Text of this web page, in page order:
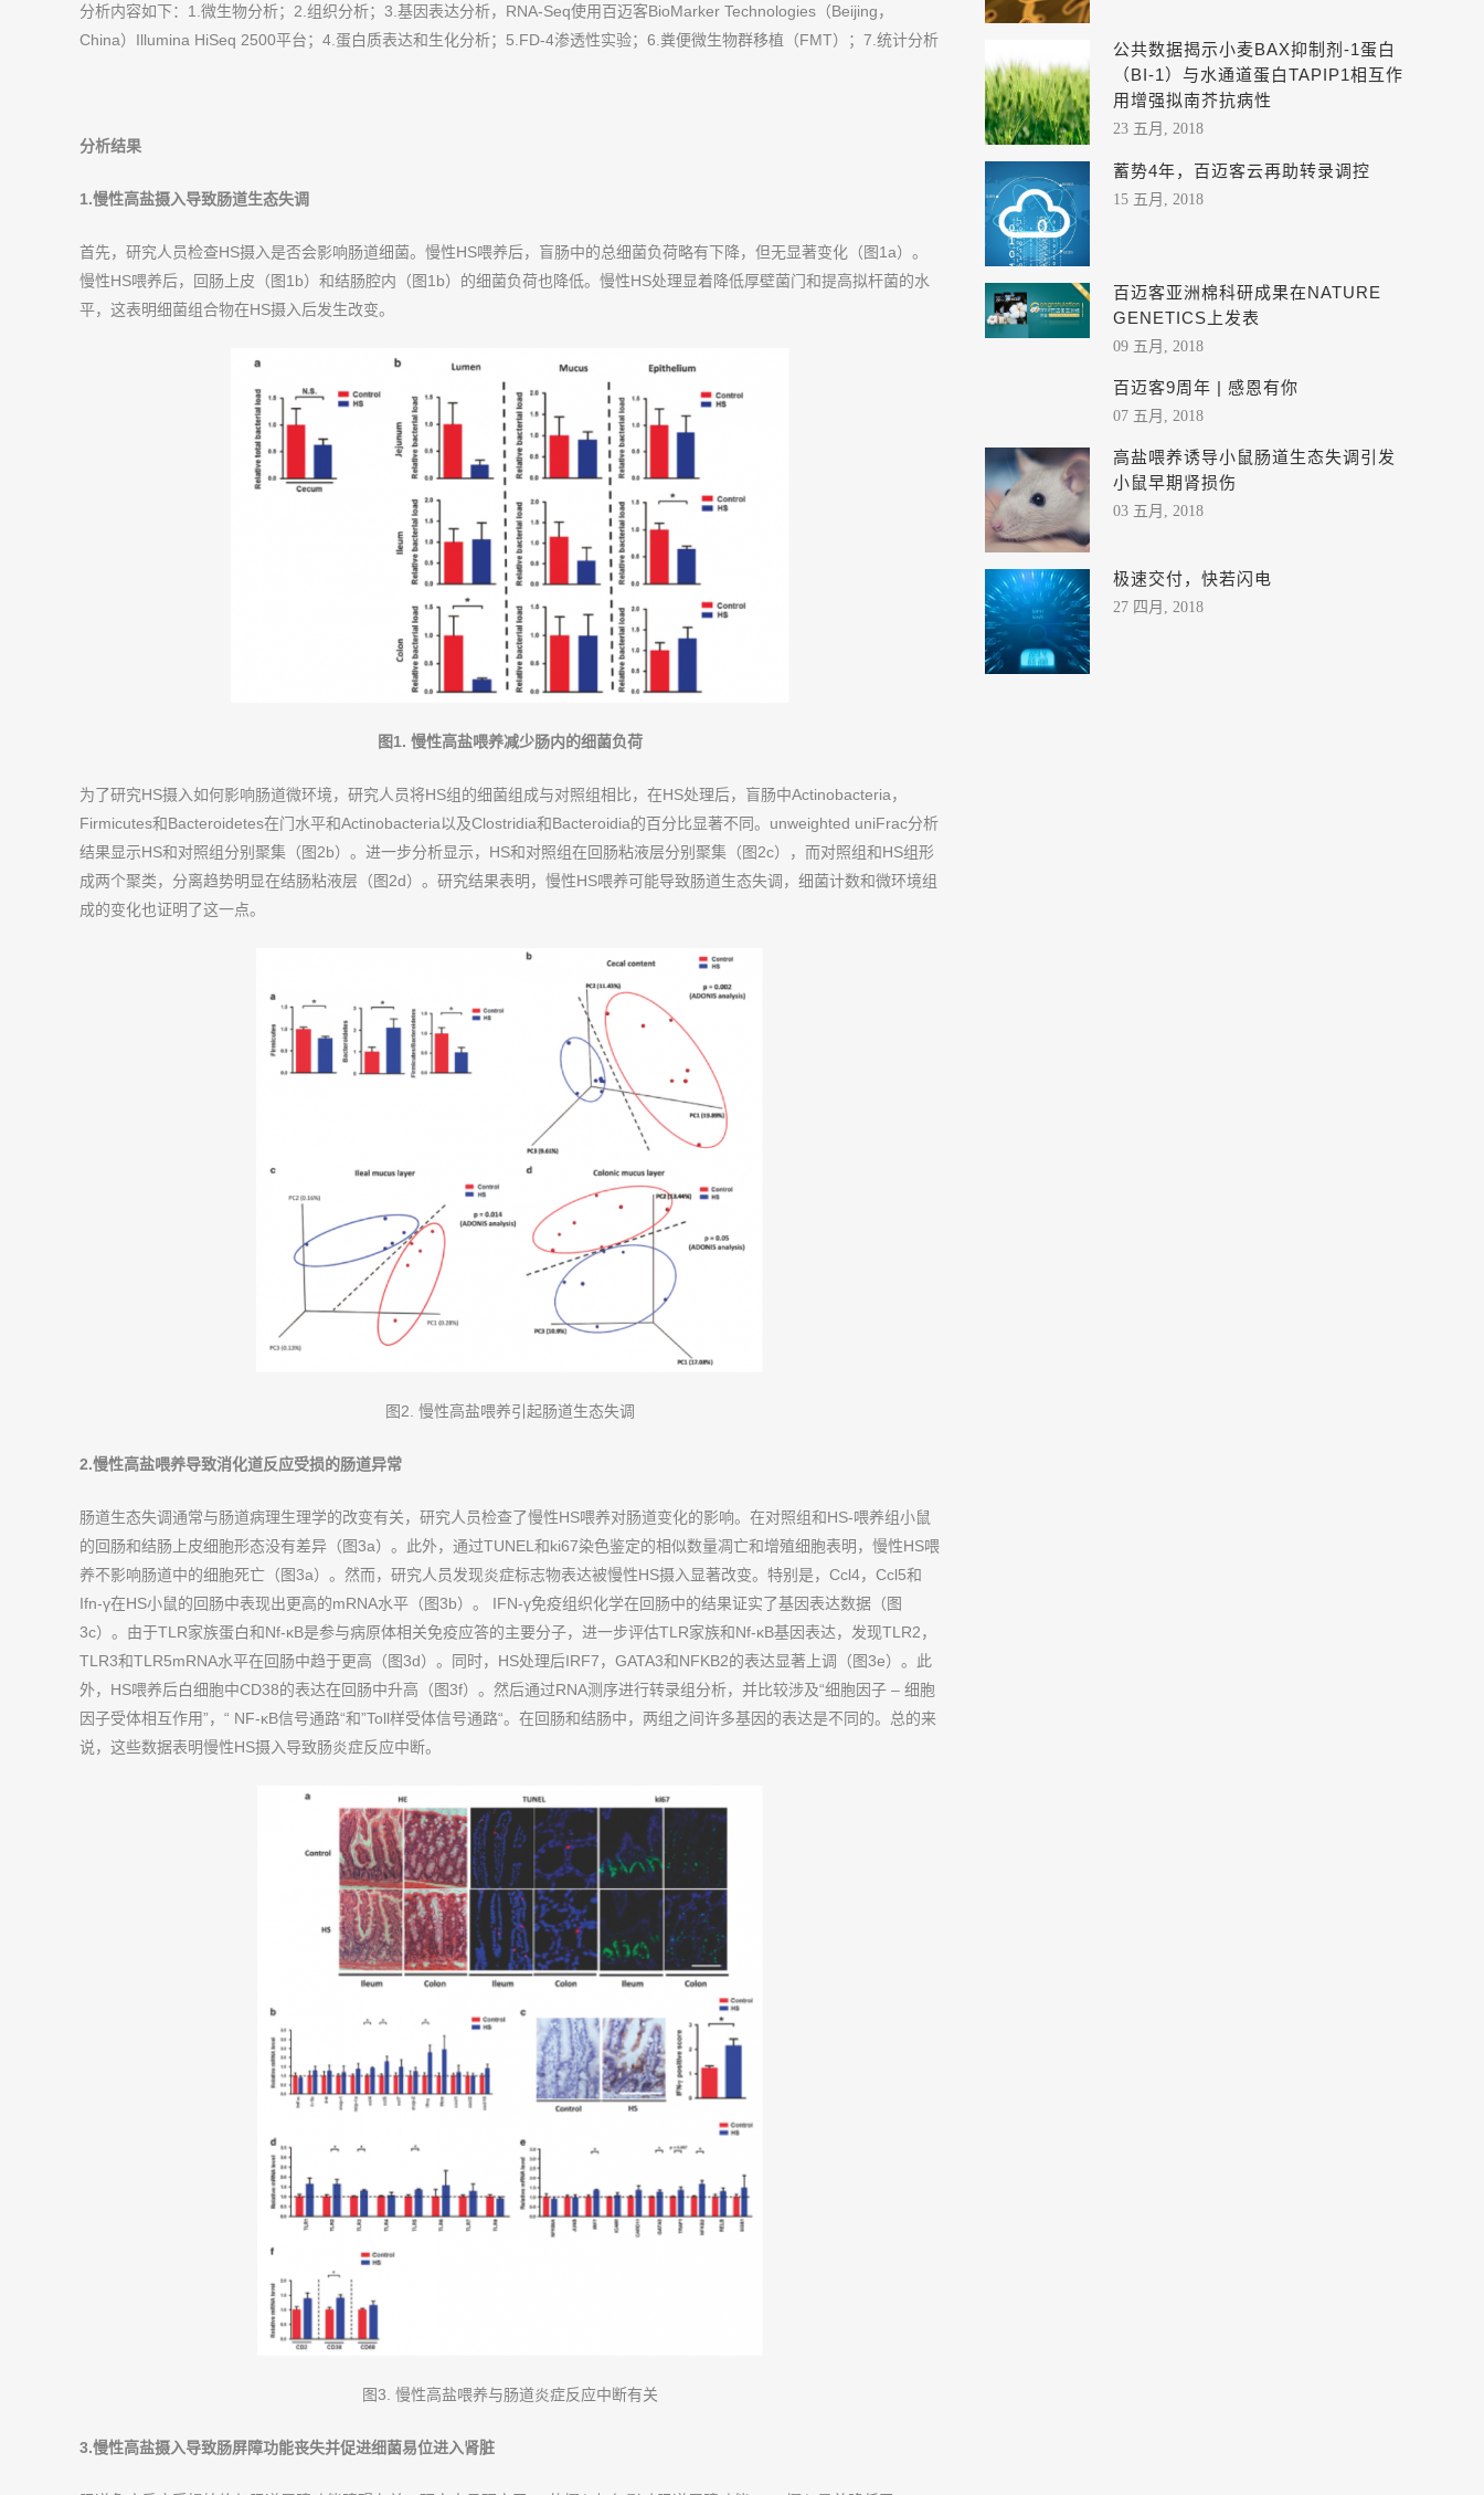
分析内容如下：1.微生物分析；2.组织分析；3.基因表达分析，RNA-Seq使用百迈客BioMarker Technologies（Beijing，
China）Illumina HiSeq 2500平台；4.蛋白质表达和生化分析；5.FD-4渗透性实验；6.粪便微生物群移植（FMT）；7.统计分析
分析结果
1.慢性高盐摄入导致肠道生态失调
首先，研究人员检查HS摄入是否会影响肠道细菌。慢性HS喂养后，盲肠中的总细菌负荷略有下降，但无显著变化（图1a）。
慢性HS喂养后，回肠上皮（图1b）和结肠腔内（图1b）的细菌负荷也降低。慢性HS处理显着降低厚壁菌门和提高拟杆菌的水
平，这表明细菌组合物在HS摄入后发生改变。
图1. 慢性高盐喂养减少肠内的细菌负荷
为了研究HS摄入如何影响肠道微环境，研究人员将HS组的细菌组成与对照组相比，在HS处理后，盲肠中Actinobacteria，
Firmicutes和Bacteroidetes在门水平和Actinobacteria以及Clostridia和Bacteroidia的百分比显著不同。unweighted uniFrac分析
结果显示HS和对照组分别聚集（图2b）。进一步分析显示，HS和对照组在回肠粘液层分别聚集（图2c），而对照组和HS组形
成两个聚类，分离趋势明显在结肠粘液层（图2d）。研究结果表明，慢性HS喂养可能导致肠道生态失调，细菌计数和微环境组
成的变化也证明了这一点。
图2. 慢性高盐喂养引起肠道生态失调
2.慢性高盐喂养导致消化道反应受损的肠道异常
肠道生态失调通常与肠道病理生理学的改变有关，研究人员检查了慢性HS喂养对肠道变化的影响。在对照组和HS-喂养组小鼠
的回肠和结肠上皮细胞形态没有差异（图3a）。此外，通过TUNEL和ki67染色鉴定的相似数量凋亡和增殖细胞表明，慢性HS喂
养不影响肠道中的细胞死亡（图3a）。然而，研究人员发现炎症标志物表达被慢性HS摄入显著改变。特别是，Ccl4，Ccl5和
Ifn-γ在HS小鼠的回肠中表现出更高的mRNA水平（图3b）。 IFN-γ免疫组织化学在回肠中的结果证实了基因表达数据（图
3c）。由于TLR家族蛋白和Nf-κB是参与病原体相关免疫应答的主要分子，进一步评估TLR家族和Nf-κB基因表达，发现TLR2，
TLR3和TLR5mRNA水平在回肠中趋于更高（图3d）。同时，HS处理后IRF7，GATA3和NFKB2的表达显著上调（图3e）。此
外，HS喂养后白细胞中CD38的表达在回肠中升高（图3f）。然后通过RNA测序进行转录组分析，并比较涉及“细胞因子 – 细胞
因子受体相互作用”，“ NF-κB信号通路“和”Toll样受体信号通路“。在回肠和结肠中，两组之间许多基因的表达是不同的。总的来
说，这些数据表明慢性HS摄入导致肠炎症反应中断。
图3. 慢性高盐喂养与肠道炎症反应中断有关
3.慢性高盐摄入导致肠屏障功能丧失并促进细菌易位进入肾脏
公共数据揭示小麦BAX抑制剂-1蛋白
（BI-1）与水通道蛋白TAPIP1相互作
用增强拟南芥抗病性
23 五月, 2018
蓄势4年，百迈客云再助转录调控
15 五月, 2018
百迈客亚洲棉科研成果在NATURE
GENETICS上发表
09 五月, 2018
百迈客9周年 | 感恩有你
07 五月, 2018
高盐喂养诱导小鼠肠道生态失调引发
小鼠早期肾损伤
03 五月, 2018
极速交付，快若闪电
27 四月, 2018